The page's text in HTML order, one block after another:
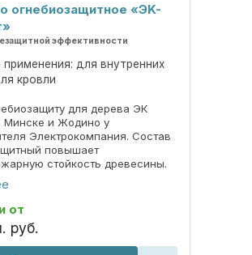
огнебиозащитное «ЭK-
эффективности
для внутренних
кровли
для дерева ЭК
Минске и Жодино у
Электрокомпания. Состав
повышает
стойкость древесины.
предохраняет от гниения
плесени. Звоните и
...
от
руб.